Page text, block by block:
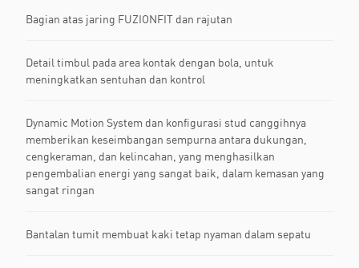
Bagian atas jaring FUZIONFIT dan rajutan
Detail timbul pada area kontak dengan bola, untuk
meningkatkan sentuhan dan kontrol
Dynamic Motion System dan konfigurasi stud canggihnya
memberikan keseimbangan sempurna antara dukungan,
cengkeraman, dan kelincahan, yang menghasilkan
pengembalian energi yang sangat baik, dalam kemasan yang
sangat ringan
Bantalan tumit membuat kaki tetap nyaman dalam sepatu